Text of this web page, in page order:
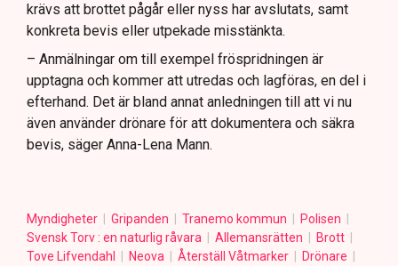
krävs att brottet pågår eller nyss har avslutats, samt
konkreta bevis eller utpekade misstänkta.
– Anmälningar om till exempel fröspridningen är
upptagna och kommer att utredas och lagföras, en del i
efterhand. Det är bland annat anledningen till att vi nu
även använder drönare för att dokumentera och säkra
bevis, säger Anna-Lena Mann.
Myndigheter Gripanden Tranemo kommun
Polisen
Svensk Torv : en naturlig råvara
Allemansrätten
Brott
Tove Lifvendahl
Neova Återställ Våtmarker
Drönare